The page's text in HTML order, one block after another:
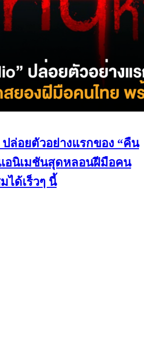
ปล่อยตัวอย่างแรกของ “คืน
อนิเมชันสุดหลอนฝีมือคน
ได้เร็วๆ นี้